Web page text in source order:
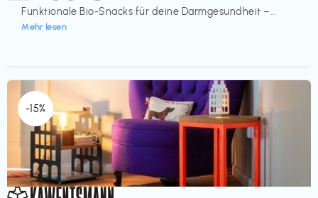
Funktionale Bio-Snacks für deine Darmgesundheit –...
Mehr lesen
-15%